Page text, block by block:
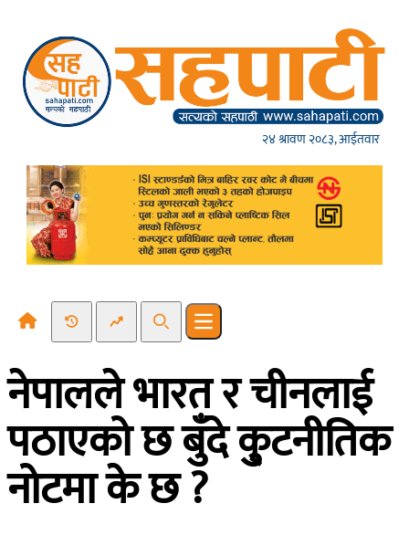
२४ श्रावण २०८३, आईतवार
Recent NewsTrending News
SearchOpen main menu
नेपालले भारत र चीनलाई
पठाएको छ बुँदे कु्टनीतिक
नोटमा के छ ?